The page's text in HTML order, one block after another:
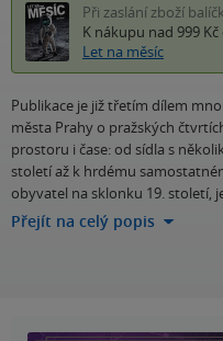
Při zaslání zboží
K nákupu nad 999 Kč
Let na měsíc
Publikace je již třetím dílem
města Prahy o pražských
prostoru i čase: od sídla s
století až k hrdému
obyvatel na sklonku 19. století,
Přejít na celý popis